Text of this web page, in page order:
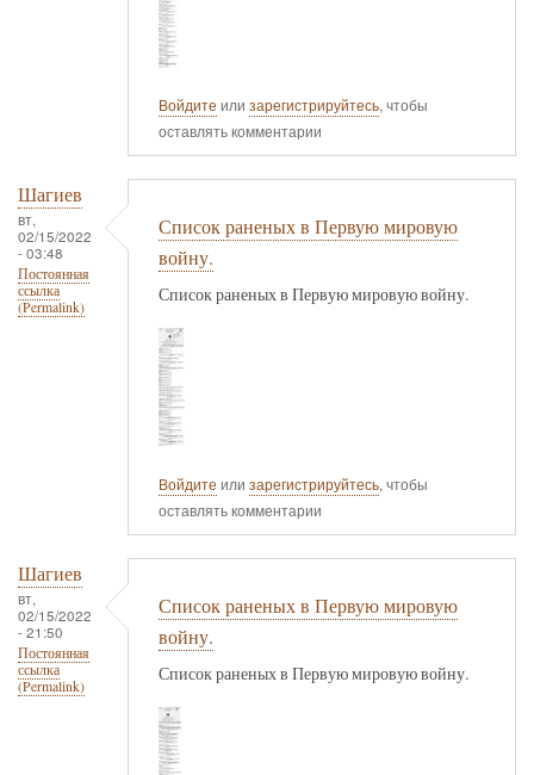
Войдите или зарегистрируйтесь, чтобы
оставлять комментарии
Шагиев
вт,
02/15/2022
- 03:48
Постоянная
ссылка
(Permalink)
Список раненых в Первую мировую
войну.
Список раненых в Первую мировую войну.
Войдите или зарегистрируйтесь, чтобы
оставлять комментарии
Шагиев
вт,
02/15/2022
- 21:50
Постоянная
ссылка
(Permalink)
Список раненых в Первую мировую
войну.
Список раненых в Первую мировую войну.